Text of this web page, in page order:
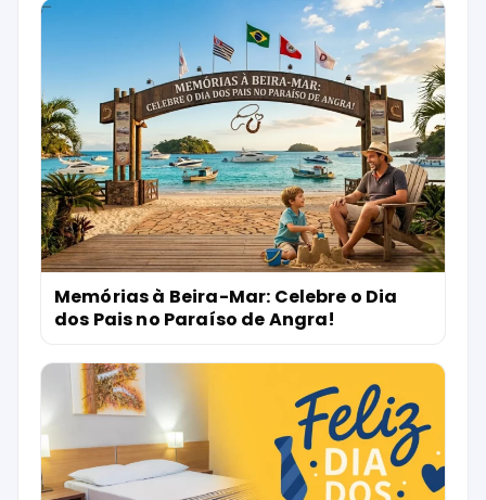
Memórias à Beira-Mar: Celebre o Dia
dos Pais no Paraíso de Angra!